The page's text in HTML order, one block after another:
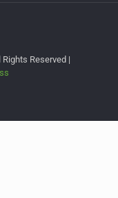
Reserved |